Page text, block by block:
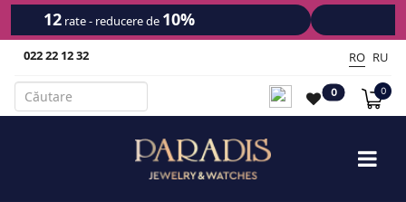
15-18rate - reducere de
022 22 12 32 RO RU
0 0